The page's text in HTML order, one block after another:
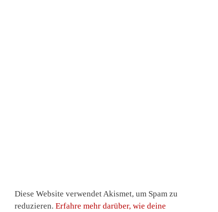
Diese Website verwendet Akismet, um Spam zu
reduzieren. Erfahre mehr darüber, wie deine